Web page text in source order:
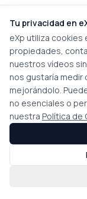
Tu privacidad en
eXp utiliza
propiedades,
nuestros vídeos
nos gustaría medir
mejorándolo.
no esenciales o
nuestra Política de